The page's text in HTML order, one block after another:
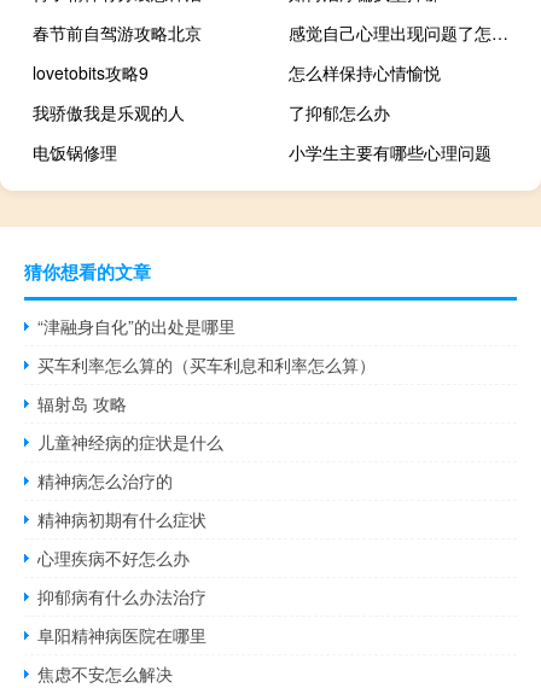
春节前自驾游攻略北京
感觉自己心理出现问题了怎么办
lovetobits攻略9
怎么样保持心情愉悦
我骄傲我是乐观的人
了抑郁怎么办
电饭锅修理
小学生主要有哪些心理问题
猜你想看的文章
“津融身自化”的出处是哪里
买车利率怎么算的（买车利息和利率怎么算）
辐射岛 攻略
儿童神经病的症状是什么
精神病怎么治疗的
精神病初期有什么症状
心理疾病不好怎么办
抑郁病有什么办法治疗
阜阳精神病医院在哪里
焦虑不安怎么解决